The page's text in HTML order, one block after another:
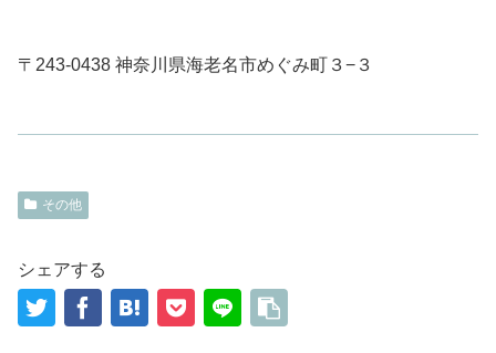
〒243-0438 神奈川県海老名市めぐみ町３−３
その他
シェアする